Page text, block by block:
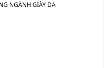
NGÀNH GIÀY DA